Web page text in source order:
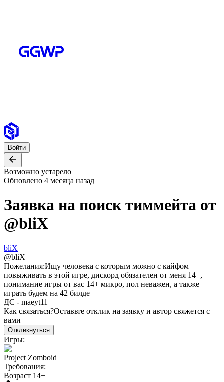
Войти
Возможно устарело
Обновлено 4 месяца назад
Заявка на поиск тиммейта от
@bliX
bliX
@bliX
Пожелания:Ищу человека с которым можно с кайфом
повыживать в этой игре, дискорд обязателен от меня 14+,
понимание игры от вас 14+ микро, пол неважен, а также
играть будем на 42 билде
ДС - maeyt11
Как связаться?Оставьте отклик на заявку и автор свяжется с
вами
Откликнуться
Игры:
Project Zomboid
Требования:
Возраст 14+